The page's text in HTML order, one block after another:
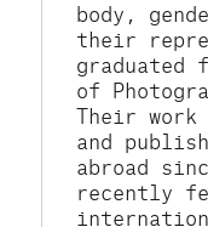
body,
their
graduated
of
Their work
and
abroad
recently